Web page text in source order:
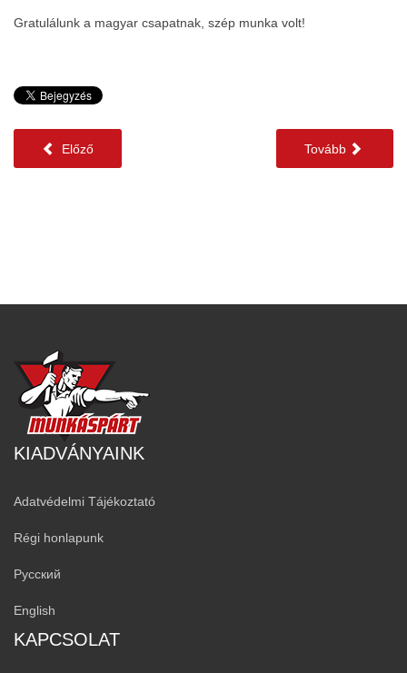
Gratulálunk a magyar csapatnak, szép munka volt!
Előző Tovább
KIADVÁNYAINK
Adatvédelmi Tájékoztató
Régi honlapunk
Русский
English
KAPCSOLAT